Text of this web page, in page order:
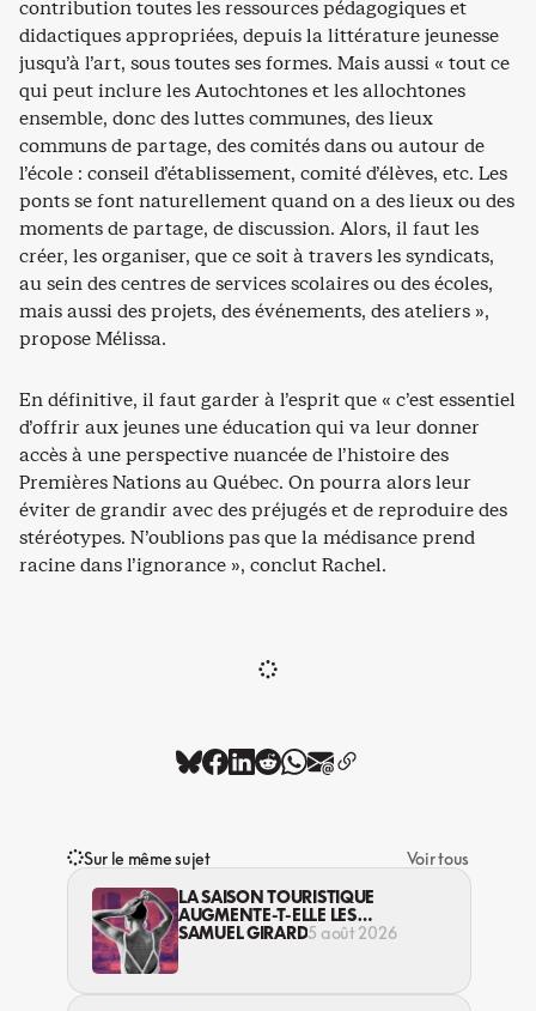
contribution toutes les ressources pédagogiques et
didactiques appropriées, depuis la littérature jeunesse
jusqu’à l’art, sous toutes ses formes. Mais aussi « tout ce
qui peut inclure les Autochtones et les allochtones
ensemble, donc des luttes communes, des lieux
communs de partage, des comités dans ou autour de
l’école : conseil d’établissement, comité d’élèves, etc. Les
ponts se font naturellement quand on a des lieux ou des
moments de partage, de discussion. Alors, il faut les
créer, les organiser, que ce soit à travers les syndicats,
au sein des centres de services scolaires ou des écoles,
mais aussi des projets, des événements, des ateliers »,
propose Mélissa.
En définitive, il faut garder à l’esprit que « c’est essentiel
d’offrir aux jeunes une éducation qui va leur donner
accès à une perspective nuancée de l’histoire des
Premières Nations au Québec. On pourra alors leur
éviter de grandir avec des préjugés et de reproduire des
stéréotypes. N’oublions pas que la médisance prend
racine dans l’ignorance », conclut Rachel.
Sur le même sujet
Voir tous
LA SAISON TOURISTIQUE
AUGMENTE-T-ELLE LES
VIOLENCES CONTRE LES
SAMUEL GIRARD5 août 2026